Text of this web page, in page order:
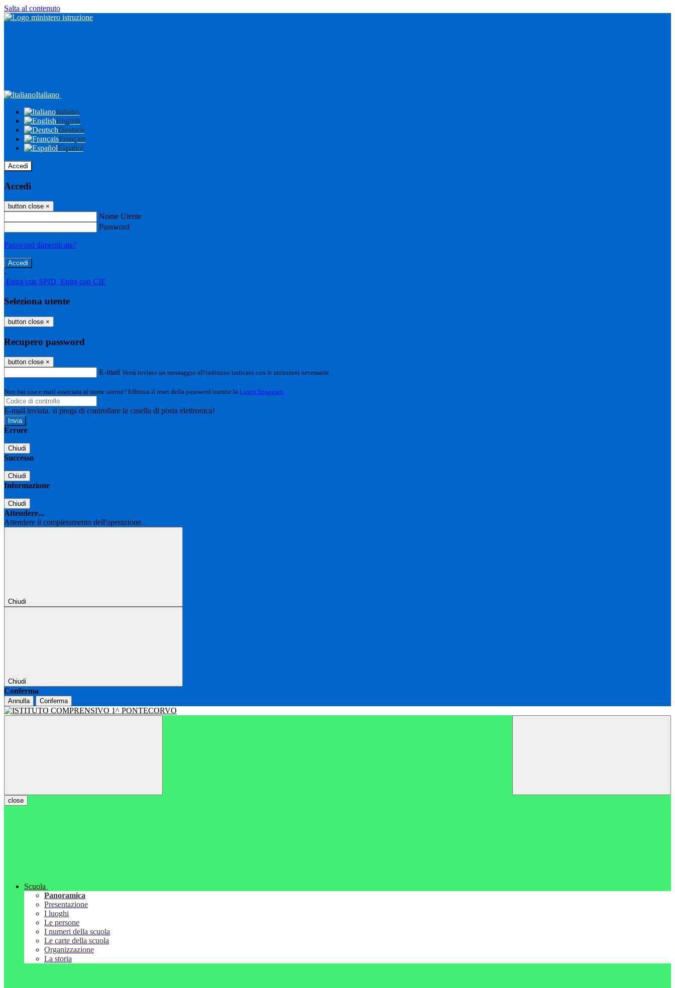
Salta al contenuto
Italiano
Italiano
English
Deutsch
Français
Español
Accedi
Accedi
button close ×
Nome Utente
Password
Password dimenticata?
-
Entra con SPID Entra con CIE
Seleziona utente
button close ×
Recupero password
button close ×
E-mail Verrà inviato un messaggio all'indirizzo indicato con le istruzioni necessarie.
Non hai una e-mail associata al nome utente? Effettua il reset della password tramite la Login Spaggiari
E-mail inviata, si prega di controllare la casella di posta elettronica!
Errore
Chiudi
Successo
Chiudi
Informazione
Chiudi
Attendere...
Attendere il completamento dell'operazione...
Chiudi
Chiudi
Conferma
Annulla Conferma
close
Scuola
Panoramica
Presentazione
I luoghi
Le persone
I numeri della scuola
Le carte della scuola
Organizzazione
La storia